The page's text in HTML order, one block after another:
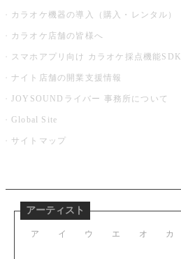
カラオケ機器の導入（購入・レンタル）
カラオケ店舗の皆様へ
スマホアプリ向け カラオケ採点機能SDK
ナイト店舗の開業支援情報
JOYSOUNDライバー 事務所について
Global Site
サイトマップ
アーティスト
ア イ ウ エ オ カ